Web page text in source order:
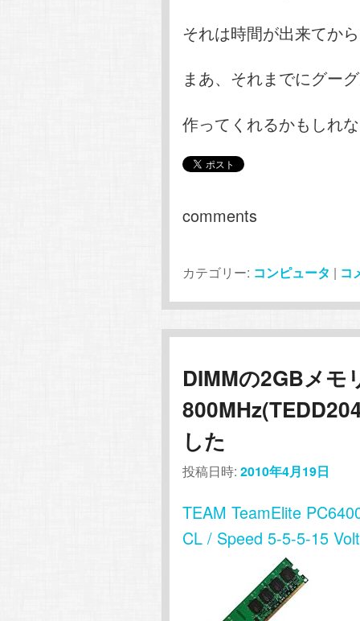
それは時間が出来てか
まあ、それまでにグー
作ってくれるかもしれ
comments
カテゴリー: コンピュータ | コ
DIMMの2GBメモ
した
投稿日時: 2010年4月19日
TEAM TeamElite
CL / Speed 5-5-5-15